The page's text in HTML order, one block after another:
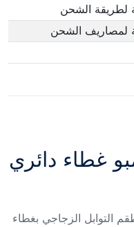
لطريقة الشحن
لمصاريف الشحن
غطاء دائري
التوابل الزجاجي بغطاء